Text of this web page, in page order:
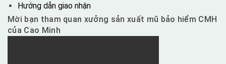
Hướng dẫn giao nhận
Mời bạn tham quan xưởng sản xuất mũ bảo hiểm CMH
của Cao Minh